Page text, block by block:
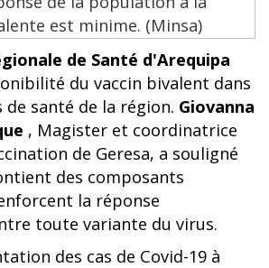
de Santé d'Arequipa
du vaccin bivalent dans
santé de la région. Giovanna
, Magister et coordinatrice
de Geresa, a souligné
des composants
la réponse
toute variante du virus.
des cas de Covid-19 à